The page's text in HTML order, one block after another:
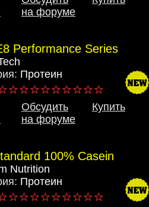
на форуме
Performance Series
Протеин
Обсудить
на форуме
Купить
100% Casein
Nutrition
Протеин